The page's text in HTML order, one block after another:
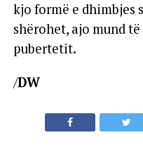
kjo formë e dhimbjes
shërohet, ajo mund
pubertetit.
/DW